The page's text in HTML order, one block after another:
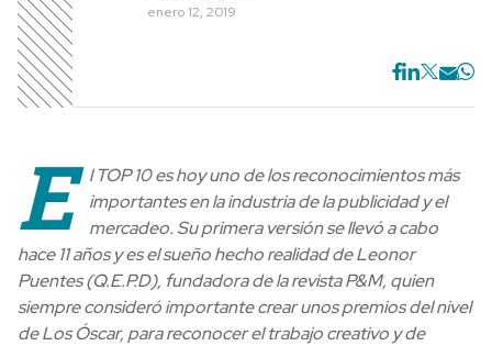
enero 12, 2019
E
l TOP 10 es hoy uno de los reconocimientos más
importantes en la industria de la publicidad y el
mercadeo. Su primera versión se llevó a cabo
hace 11 años y es el sueño hecho realidad de Leonor
Puentes (Q.E.P.D), fundadora de la revista P&M, quien
siempre consideró importante crear unos premios del nivel
de Los Óscar, para reconocer el trabajo creativo y de